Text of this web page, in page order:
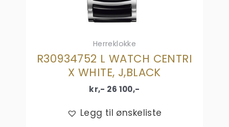
Herreklokke
R30934752 L WATCH CENTRI
X WHITE, J,BLACK
kr,- 26 100,-
Legg til ønskeliste